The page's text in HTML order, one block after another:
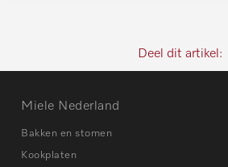
Deel dit artikel:
Miele Nederland
Bakken en stomen
Kookplaten